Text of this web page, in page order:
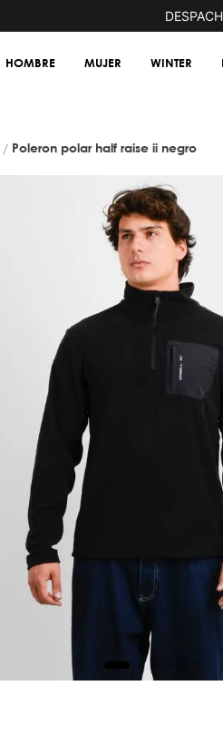
HOMBRE MUJER WINTER
poleron polar half raise ii negro